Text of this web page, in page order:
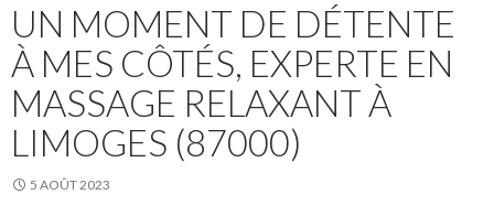
UN MOMENT DE DÉTENTE
À MES CÔTÉS, EXPERTE EN
MASSAGE RELAXANT À
LIMOGES (87000)
5 AOÛT 2023